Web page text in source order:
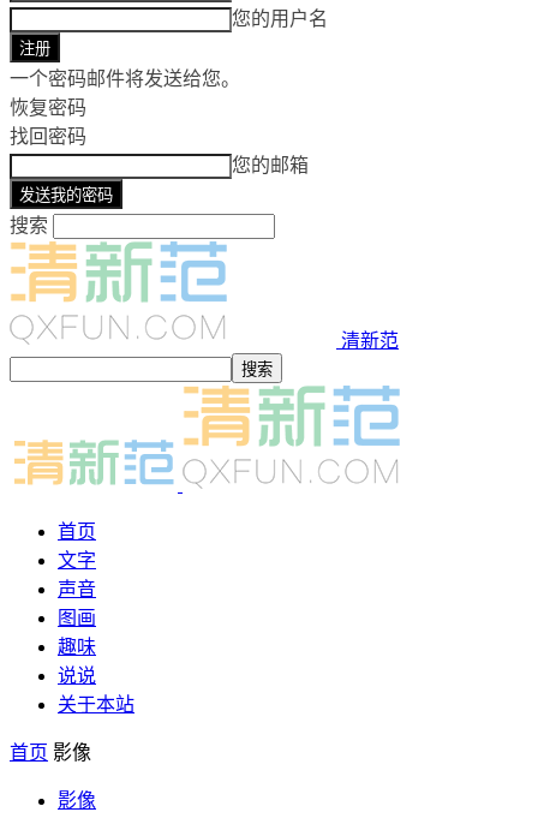
您的用户名
一个密码邮件将发送给您。
恢复密码
找回密码
您的邮箱
搜索
清新范
首页
文字
声音
图画
趣味
说说
关于本站
首页 影像
影像